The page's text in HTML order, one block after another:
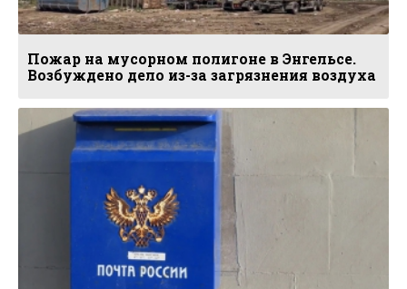
Пожар на мусорном полигоне в Энгельсе.
Возбуждено дело из-за загрязнения воздуха